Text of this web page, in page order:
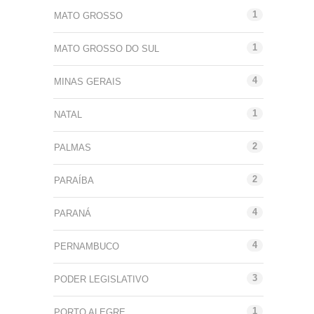
MATO GROSSO 1
MATO GROSSO DO SUL 1
MINAS GERAIS 4
NATAL 1
PALMAS 2
PARAÍBA 2
PARANÁ 4
PERNAMBUCO 4
PODER LEGISLATIVO 3
1